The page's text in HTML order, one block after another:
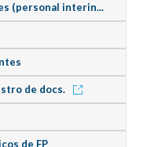
(personal interin...
de docs.
de FP